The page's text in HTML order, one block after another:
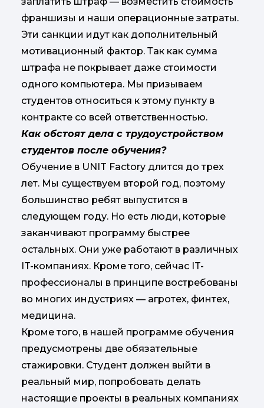
франшизы и наши операционные затраты.​​​​​​​
Эти санкции идут как дополнительный
мотивационный фактор. Так как сумма
штрафа не покрывает даже стоимости
одного компьютера. Мы призываем
студентов относиться к этому пункту в
контракте со всей ответственностью.
Как обстоят дела с трудоустройством
студентов после обучения?
Обучение в UNIT Factory длится до трех
лет. Мы существуем второй год, поэтому
большинство ребят выпустится в
следующем году. Но есть люди, которые
заканчивают программу быстрее
остальных. Они уже работают в различных
IT-компаниях. Кроме того, сейчас IT-
профессионалы в принципе востребованы
во многих индустриях — агротех, финтех,
медицина.​​​​​​​
Кроме того, в нашей программе обучения
предусмотрены две обязательные
стажировки. Студент должен выйти в
реальный мир, попробовать делать
настоящие проекты в реальных компаниях